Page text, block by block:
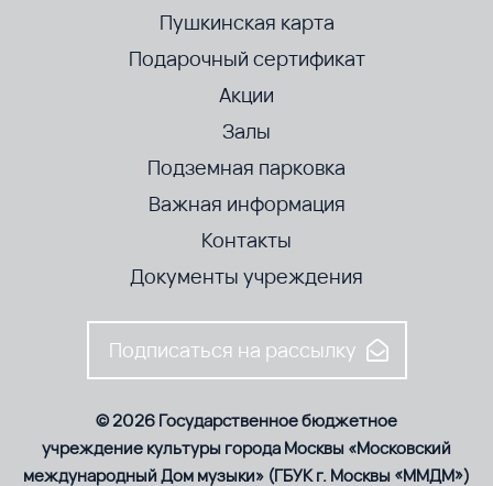
Пушкинская карта
Подарочный сертификат
Акции
Залы
Подземная парковка
Важная информация
Контакты
Документы учреждения
Подписаться на рассылку
© 2026 Государственное бюджетное
учреждение культуры города Москвы «Московский
международный Дом музыки» (ГБУК г. Москвы «ММДМ»)